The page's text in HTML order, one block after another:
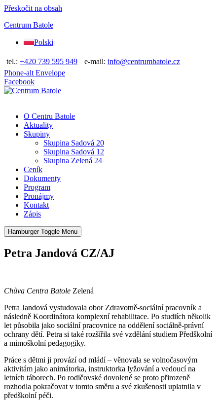
Přeskočit na obsah
Centrum Batole
Polski
tel.: +420 739 595 949 e-mail: info@centrumbatole.cz
Phone-alt Envelope
Facebook
O Centru Batole
Aktuality
Skupiny
Skupina Sadová 20
Skupina Sadová 12
Skupina Zelená 24
Ceník
Dokumenty
Program
Pronájmy
Kontakt
Zápis
Hamburger Toggle Menu
Petra Jandová CZ/AJ
Chůva Centra Batole Zelená
Petra Jandová vystudovala obor Zdravotně-sociální pracovník a
následně Koordinátora komplexní rehabilitace. Po studiích několik
let působila jako sociální pracovnice na oddělení sociálně-právní
ochrany dětí. Petra si také rozšířila své vzdělání studiem Předškolní
a mimoškolní pedagogiky.
Práce s dětmi ji provází od mládí – věnovala se volnočasovým
aktivitám jako animátorka, instruktorka lyžování a vedoucí na
letních táborech. Po rodičovské dovolené se proto přirozeně
rozhodla pokračovat v tomto směru a své zkušenosti uplatnila v
předškolní péči.